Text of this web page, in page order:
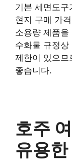
기본 세면도
현지 구매 가
소용량 제품을
수화물 규정
제한이 있으므
좋습니다.
호주
유용